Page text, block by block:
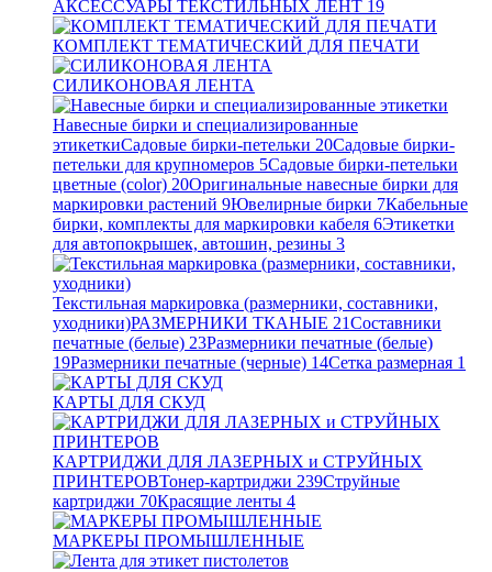
АКСЕССУАРЫ ТЕКСТИЛЬНЫХ ЛЕНТ 19
КОМПЛЕКТ ТЕМАТИЧЕСКИЙ ДЛЯ ПЕЧАТИ
СИЛИКОНОВАЯ ЛЕНТА
Навесные бирки и специализированные
этикеткиСадовые бирки-петельки 20Садовые бирки-
петельки для крупномеров 5Садовые бирки-петельки
цветные (color) 20Оригинальные навесные бирки для
маркировки растений 9Ювелирные бирки 7Кабельные
бирки, комплекты для маркировки кабеля 6Этикетки
для автопокрышек, автошин, резины 3
Текстильная маркировка (размерники, составники,
уходники)РАЗМЕРНИКИ ТКАНЫЕ 21Составники
печатные (белые) 23Размерники печатные (белые)
19Размерники печатные (черные) 14Сетка размерная 1
КАРТЫ ДЛЯ СКУД
КАРТРИДЖИ ДЛЯ ЛАЗЕРНЫХ и СТРУЙНЫХ
ПРИНТЕРОВТонер-картриджи 239Струйные
картриджи 70Красящие ленты 4
МАРКЕРЫ ПРОМЫШЛЕННЫЕ